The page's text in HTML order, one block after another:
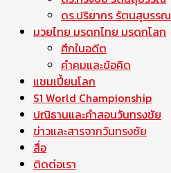
ดร.ปริยากร รัตนสุบรรณ
มวยไทย มรดกไทย มรดกโลก
ศึกในอดีต
คำคมและข้อคิด
แชมเปี้ยนโลก
S1 World Championship
ปณิธานและคำสอนวันทรงชัย
ข่าวและสารจากวันทรงชัย
สื่อ
ติดต่อเรา